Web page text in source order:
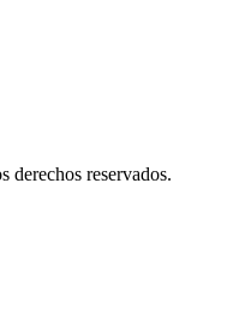
derechos reservados.